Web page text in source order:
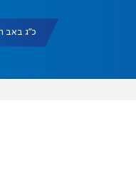
כ"ג באב תשפ"ו